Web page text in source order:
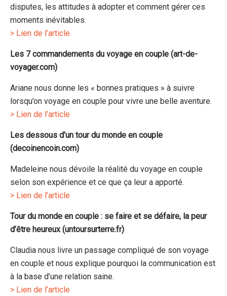
disputes, les attitudes à adopter et comment gérer ces
moments inévitables.
> Lien de l’article
Les 7 commandements du voyage en couple (art-de-
voyager.com)
Ariane nous donne les « bonnes pratiques » à suivre
lorsqu’on voyage en couple pour vivre une belle aventure.
> Lien de l’article
Les dessous d’un tour du monde en couple
(decoinencoin.com)
Madeleine nous dévoile la réalité du voyage en couple
selon son expérience et ce que ça leur a apporté.
> Lien de l’article
Tour du monde en couple : se faire et se défaire, la peur
d’être heureux (untoursurterre.fr)
Claudia nous livre un passage compliqué de son voyage
en couple et nous explique pourquoi la communication est
à la base d’une relation saine.
> Lien de l’article